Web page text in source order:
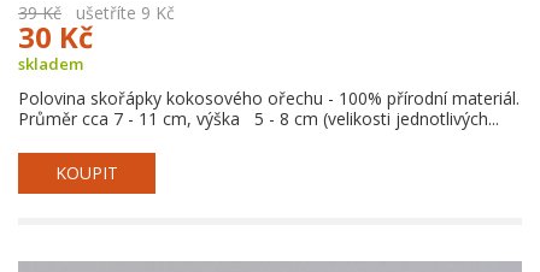
39 Kč ušetříte 9 Kč
30 Kč
skladem
Polovina skořápky kokosového ořechu - 100% přírodní materiál.
Průměr cca 7 - 11 cm, výška 5 - 8 cm (velikosti jednotlivých...
KOUPIT